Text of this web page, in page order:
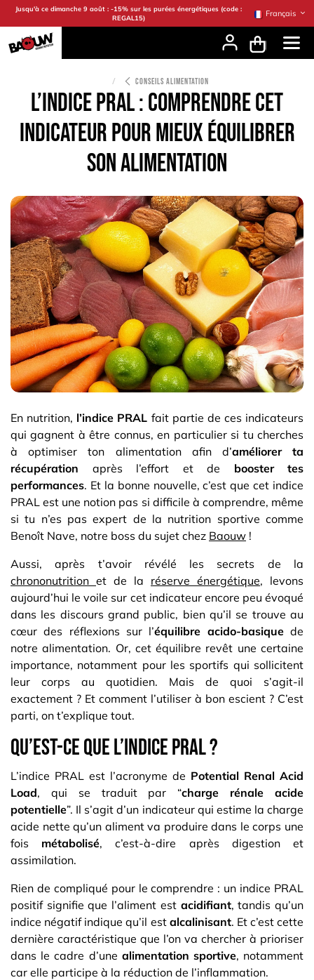
Se rendre au contenu
Jusqu'à ce dimanche 9 août : -15% sur les purées énergétiques (code :
REGAL15)
Français
CONSEILS ALIMENTATION
L’indice PRAL : comprendre cet
indicateur pour mieux équilibrer
son alimentation
En nutrition, l’indice PRAL fait partie de ces indicateurs
qui gagnent à être connus, en particulier si tu cherches
à optimiser ton alimentation afin d’améliorer ta
récupération après l’effort et de booster tes
performances. Et la bonne nouvelle, c’est que cet indice
PRAL est une notion pas si difficile à comprendre, même
si tu n’es pas expert de la nutrition sportive comme
Benoît Nave, notre boss du sujet chez Baouw !
Aussi, après t’avoir révélé les secrets de la
chrononutrition et de la réserve énergétique, levons
aujourd’hui le voile sur cet indicateur encore peu évoqué
dans les discours grand public, bien qu’il se trouve au
cœur des réflexions sur l’équilibre acido-basiquede
notre alimentation. Or, cet équilibre revêt une certaine
importance, notamment pour les sportifs qui sollicitent
leur corps au quotidien. Mais de quoi s’agit-il
exactement ? Et comment l’utiliser à bon escient ? C’est
parti, on t’explique tout.
Qu’est-ce que l’indice PRAL ?
L’indice PRAL est l’acronyme de Potential Renal Acid
Load, qui se traduit par “charge rénale acide
potentielle”. Il s’agit d’un indicateur qui estime la charge
acide nette qu’un aliment va produire dans le corps une
fois métabolisé, c’est-à-dire après digestion et
assimilation.
Rien de compliqué pour le comprendre : un indice PRAL
positif signifie que l’aliment est acidifiant, tandis qu’un
indice négatif indique qu’il est alcalinisant. Et c’est cette
dernière caractéristique que l’on va chercher à prioriser
dans le cadre d’une alimentation sportive, notamment
car elle participe à la réduction de l’inflammation.